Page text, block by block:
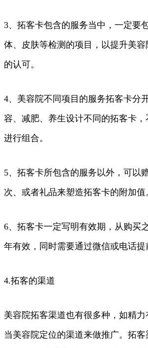
3、拓客卡包含的服务当中，一定要
体、皮肤等检测的项目，以提升美
的认可。
4、美容院不同项目的服务拓客卡分
容、减肥、养生设计不同的拓客卡
进行组合。
5、拓客卡所包含的服务以外，可以
次、或者礼品来塑造拓客卡的附加值
6、拓客卡一定写明有效期，从购买
年有效，同时需要通过微信或电话提
4.拓客的渠道
美容院拓客渠道也有很多种，如精
当美容院定位的渠道来做推广。拓